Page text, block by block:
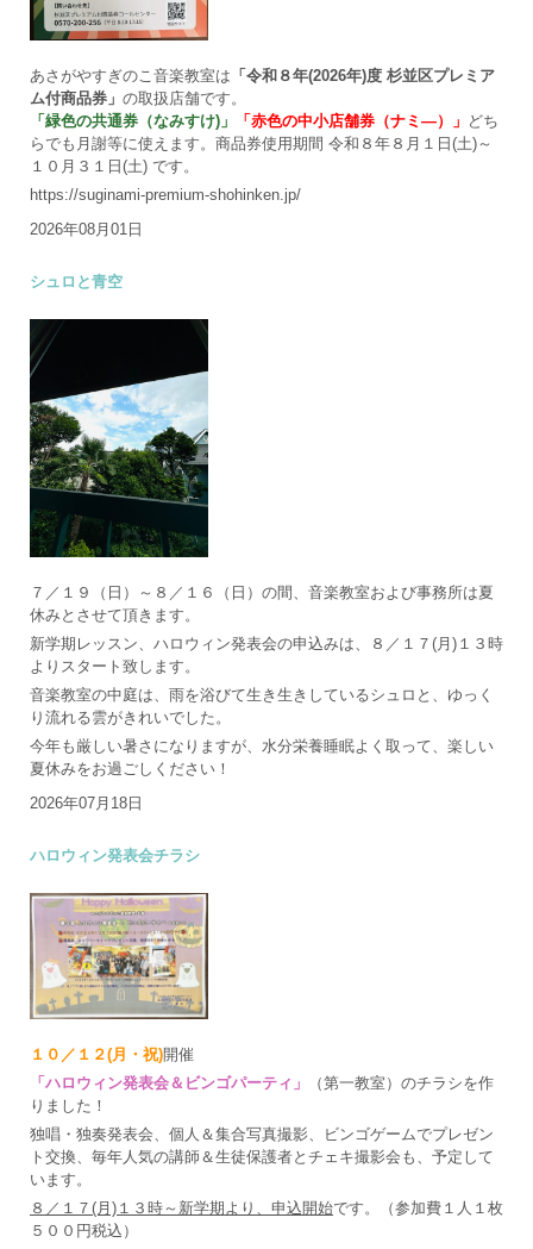
あさがやすぎのこ音楽教室は 「令和８年(2026年)度 杉並区プレミア
ム付商品券」 の取扱店舗です。
「緑色の共通券（なみすけ)」
「赤色の中小店舗券（ナミ―）」 どち
らでも月謝等に使えます。商品券使用期間 令和８年８月１日(土)～
１０月３１日(土) です。
https://suginami-premium-shohinken.jp/
2026年08月01日
シュロと青空
７／１９（日）～８／１６（日）の間、音楽教室および事務所は夏
休みとさせて頂きます。
新学期レッスン、ハロウィン発表会の申込みは、８／１７(月)１３時
よりスタート致します。
音楽教室の中庭は、雨を浴びて生き生きしているシュロと、ゆっく
り流れる雲がきれいでした。
今年も厳しい暑さになりますが、水分栄養睡眠よく取って、楽しい
夏休みをお過ごしください！
2026年07月18日
ハロウィン発表会チラシ
１０／１２(月・祝)開催
「ハロウィン発表会＆ビンゴパーティ」
（第一教室）のチラシを作
りました！
独唱・独奏発表会、個人＆集合写真撮影、ビンゴゲームでプレゼン
ト交換、毎年人気の講師＆生徒保護者とチェキ撮影会も、予定して
います。
８／１７(月)１３時～新学期より、申込開始です。（参加費１人１枚
５００円税込）